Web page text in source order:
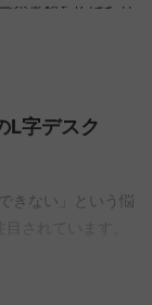
の書類を広げたり
では、北欧
最適なデスクを選
？
ド管理機能があ
棚付きの収納一体
品質保証がある
す。
L字デスク
きない」という悩
より充実させるこ